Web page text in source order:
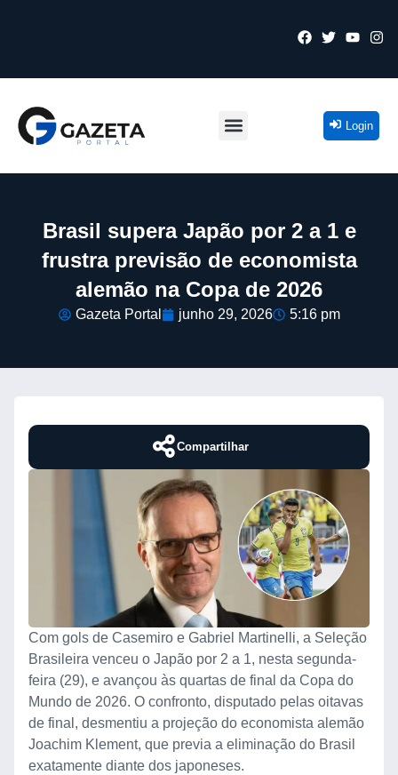
Login
Brasil supera Japão por 2 a 1 e
frustra previsão de economista
alemão na Copa de 2026
Gazeta Portal junho 29, 2026 5:16 pm
Compartilhar
Com gols de Casemiro e Gabriel Martinelli, a Seleção
Brasileira venceu o Japão por 2 a 1, nesta segunda-
feira (29), e avançou às quartas de final da Copa do
Mundo de 2026. O confronto, disputado pelas oitavas
de final, desmentiu a projeção do economista alemão
Joachim Klement, que previa a eliminação do Brasil
exatamente diante dos japoneses.